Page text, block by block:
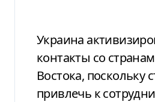
Украина активизировала
контакты со
Востока, поскольку
привлечь к